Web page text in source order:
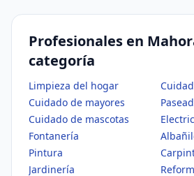
Profesionales en
categoría
Limpieza del hogar
Cuidado de mayores
Cuidado de mascotas
Fontanería
Pintura
Jardinería